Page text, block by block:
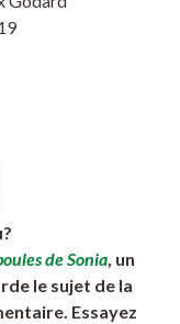
de Sonia, un
le sujet de la
Essayez